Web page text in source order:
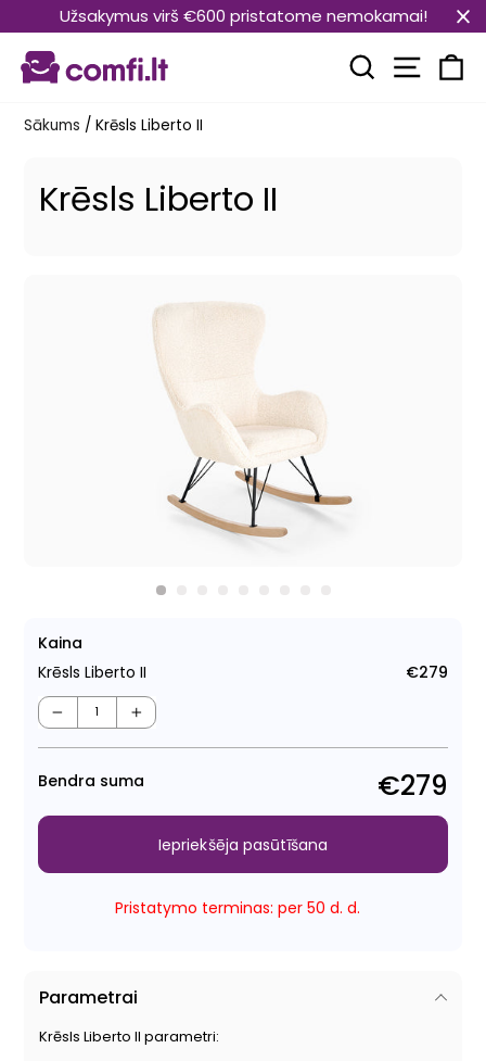
uz
saturu
Užsakymus virš €600 pristatome nemokamai!
Meklēt
Sākums / Krēsls Liberto II
Krēsls Liberto II
Kaina
Krēsls Liberto II
€279
− +
Bendra suma €279
Pristatymo terminas: per 50 d. d.
Iepriekšēja pasūtīšana
Parametrai
Krēsls Liberto II parametri: